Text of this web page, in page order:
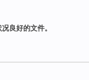
良好的文件。